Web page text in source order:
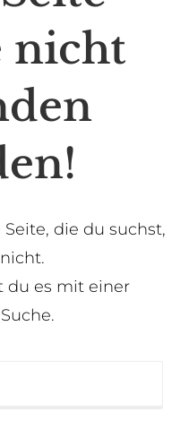
nicht
die du suchst,
du es mit einer